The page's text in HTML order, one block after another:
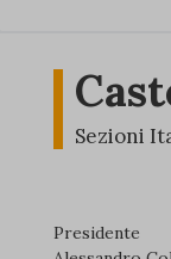
Sezioni
Presidente